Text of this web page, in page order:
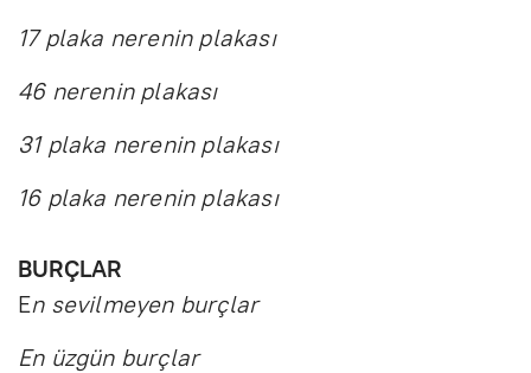
17 plaka nerenin plakası
46 nerenin plakası
31 plaka nerenin plakası
16 plaka nerenin plakası
BURÇLAR
En sevilmeyen burçlar
En üzgün burçlar